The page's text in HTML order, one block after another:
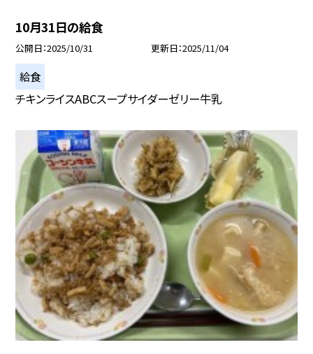
10月31日の給食
公開日 2025/10/31 更新日 2025/11/04
給食
チキンライスABCスープサイダーゼリー牛乳